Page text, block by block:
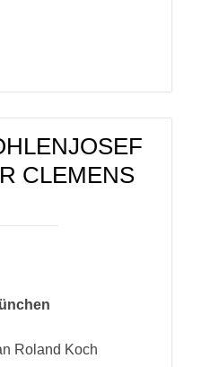
CLEMENS
Roland Koch